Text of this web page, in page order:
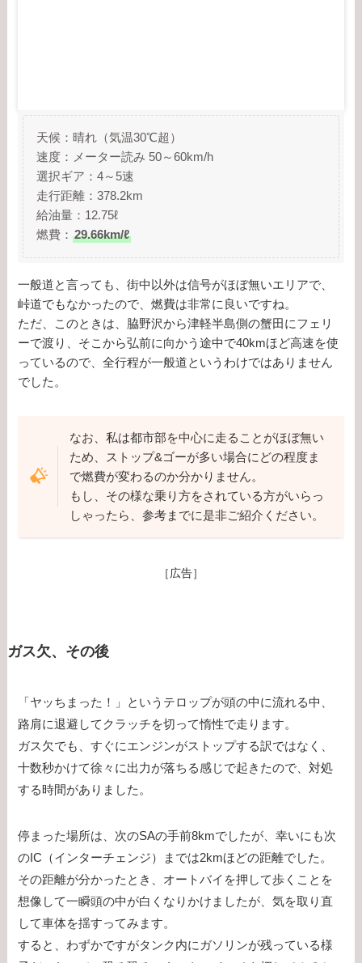
天候：晴れ（気温30℃超）
速度：メーター読み 50～60km/h
選択ギア：4～5速
走行距離：378.2km
給油量：12.75ℓ
燃費： 29.66km/ℓ
一般道と言っても、街中以外は信号がほぼ無いエリアで、
峠道でもなかったので、燃費は非常に良いですね。
ただ、このときは、脇野沢から津軽半島側の蟹田にフェリ
ーで渡り、そこから弘前に向かう途中で40kmほど高速を使
っているので、全行程が一般道というわけではありません
でした。
なお、私は都市部を中心に走ることがほぼ無い
ため、ストップ&ゴーが多い場合にどの程度ま
で燃費が変わるのか分かりません。
もし、その様な乗り方をされている方がいらっ
しゃったら、参考までに是非ご紹介ください。
［広告］
ガス欠、その後
「ヤッちまった！」というテロップが頭の中に流れる中、
路肩に退避してクラッチを切って惰性で走ります。
ガス欠でも、すぐにエンジンがストップする訳ではなく、
十数秒かけて徐々に出力が落ちる感じで起きたので、対処
する時間がありました。
停まった場所は、次のSAの手前8kmでしたが、幸いにも次
のIC（インターチェンジ）までは2kmほどの距離でした。
その距離が分かったとき、オートバイを押して歩くことを
想像して一瞬頭の中が白くなりかけましたが、気を取り直
して車体を揺すってみます。
すると、わずかですがタンク内にガソリンが残っている様